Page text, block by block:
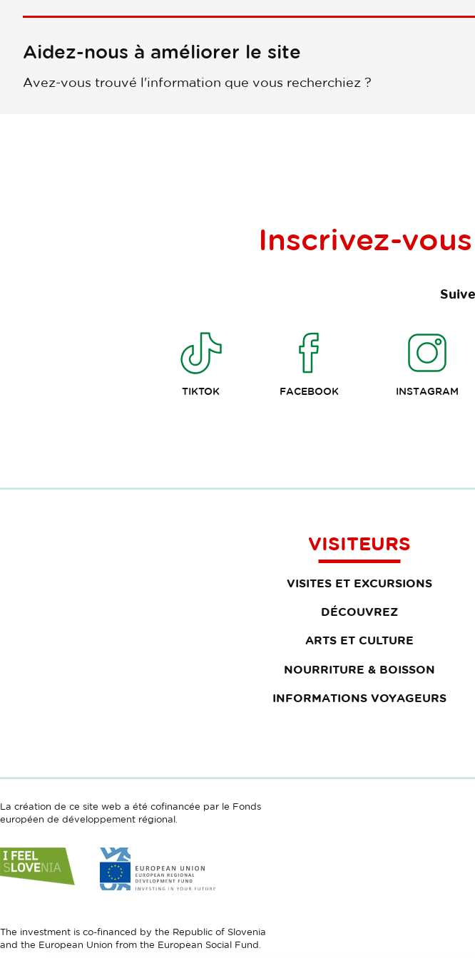
Aidez-nous à améliorer le site
Avez-vous trouvé l'information que vous recherchiez ?
Inscrivez-
TIKTOK FACEBOOK INSTAGRAM
VISITEURS
VISITES ET EXCURSIONS
DÉCOUVREZ
ARTS ET CULTURE
NOURRITURE & BOISSON
INFORMATIONS VOYAGEURS
La création de ce site web a été cofinancée par le Fonds
européen de développement régional.
Link
to
website
Slovenia
Link
to
website
Development
Fund
The investment is co-financed by the Republic of Slovenia
and the European Union from the European Social Fund.